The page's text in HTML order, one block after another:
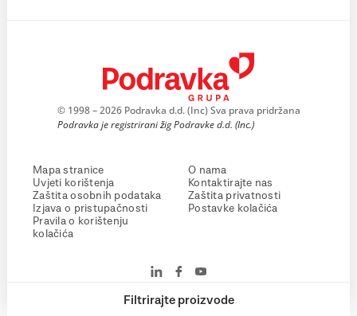
Filtrirajte proizvode
© 1998 – 2026 Podravka d.d. (Inc) Sva prava pridržana
Podravka je registrirani žig Podravke d.d. (Inc.)
Mapa stranice
Uvjeti korištenja
Zaštita osobnih podataka
Izjava o pristupačnosti
Pravila o korištenju
kolačića
O nama
Kontaktirajte nas
Zaštita privatnosti
Postavke kolačića